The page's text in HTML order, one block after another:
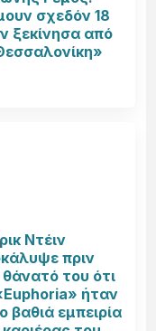
σχεδόν 18
ξεκίνησα από
Ντέιν
πριν
του ότι
ήταν
βαθιά εμπειρία